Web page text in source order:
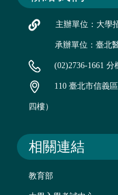
主辦單位：大學
承辦單位：臺北
(02)2736-1661 分
110 臺北市信義
四樓）
相關連結
教育部